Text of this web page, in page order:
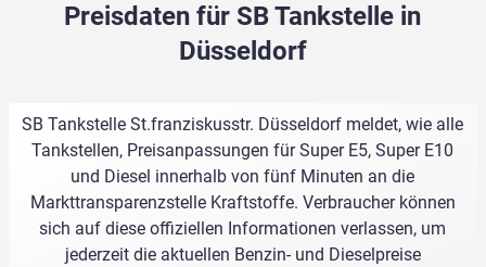
Preisdaten für SB Tankstelle in
Düsseldorf
SB Tankstelle St.franziskusstr. Düsseldorf meldet, wie alle
Tankstellen, Preisanpassungen für Super E5, Super E10
und Diesel innerhalb von fünf Minuten an die
Markttransparenzstelle Kraftstoffe. Verbraucher können
sich auf diese offiziellen Informationen verlassen, um
jederzeit die aktuellen Benzin- und Dieselpreise